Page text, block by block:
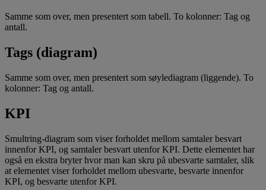
Samme som over, men presentert som tabell. To kolonner: Tag og
antall.
Tags (diagram)
Samme som over, men presentert som søylediagram (liggende). To
kolonner: Tag og antall.
KPI
Smultring-diagram som viser forholdet mellom samtaler besvart
innenfor KPI, og samtaler besvart utenfor KPI. Dette elementet har
også en ekstra bryter hvor man kan skru på ubesvarte samtaler, slik
at elementet viser forholdet mellom ubesvarte, besvarte innenfor
KPI, og besvarte utenfor KPI.